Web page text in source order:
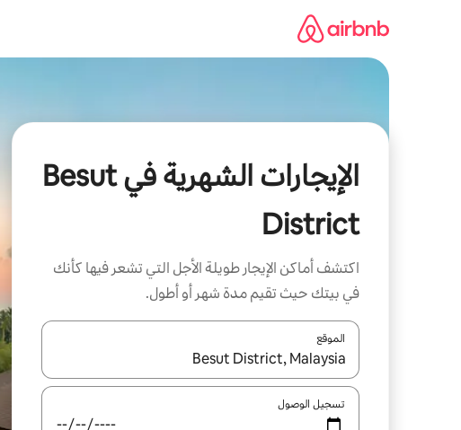
الإيجارات الشهرية في Besut
District
اكتشف أماكن الإيجار طويلة الأجل التي تشعر فيها كأنك
في بيتك حيث تقيم مدة شهر أو أطول.
الموقع
عند توفر النتائج، انتقل باستخدام السهمين لأعلى ولأسفل أو
تسجيل الوصول